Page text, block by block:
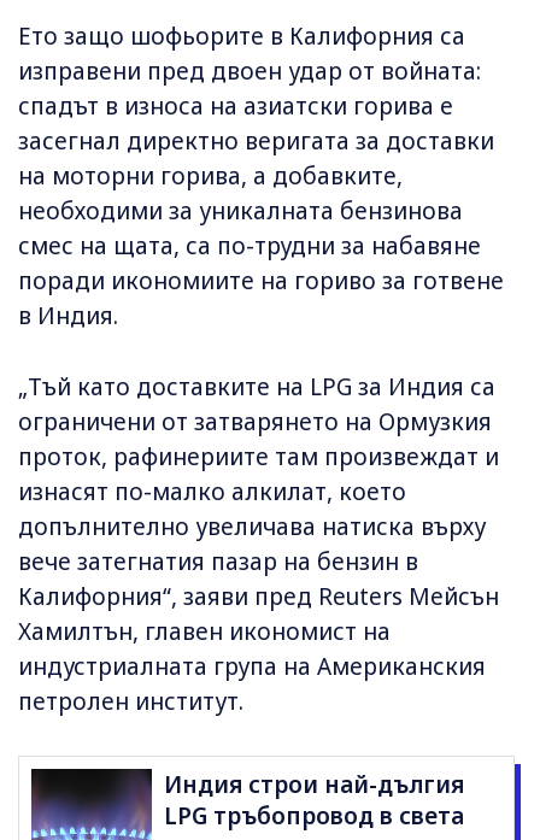
Ето защо шофьорите в Калифорния са
изправени пред двоен удар от войната:
спадът в износа на азиатски горива е
засегнал директно веригата за доставки
на моторни горива, а добавките,
необходими за уникалната бензинова
смес на щата, са по-трудни за набавяне
поради икономиите на гориво за готвене
в Индия.
„Тъй като доставките на LPG за Индия са
ограничени от затварянето на Ормузкия
проток, рафинериите там произвеждат и
изнасят по-малко алкилат, което
допълнително увеличава натиска върху
вече затегнатия пазар на бензин в
Калифорния“, заяви пред Reuters Мейсън
Хамилтън, главен икономист на
индустриалната група на Американския
петролен институт.
Индия строи най-дългия
LPG тръбопровод в света